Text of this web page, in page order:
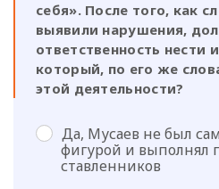
себя». После того, как
выявили нарушения,
ответственность нести
который, по его же
этой деятельности?
Да, Мусаев не был
фигурой и выполнял
ставленников